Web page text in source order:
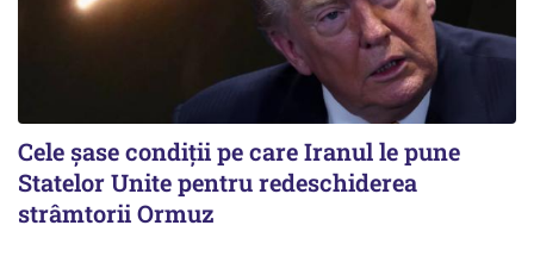
Cele șase condiții pe care Iranul le pune
Statelor Unite pentru redeschiderea
strâmtorii Ormuz